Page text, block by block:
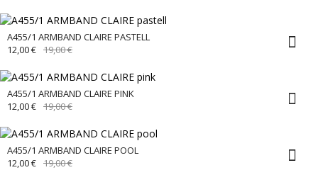
19,00 €
12,00 €.
A455/1 ARMBAND CLAIRE PASTELL
19,00€URSPRÜNGLICHER
19,00 €
12,00€ AKTUELLER
12,00 €.
A455/1 ARMBAND CLAIRE PINK
19,00€URSPRÜNGLICHER
19,00 €
12,00€ AKTUELLER
12,00 €.
A455/1 ARMBAND CLAIRE POOL
19,00€URSPRÜNGLICHER
12,00€ AKTUELLER